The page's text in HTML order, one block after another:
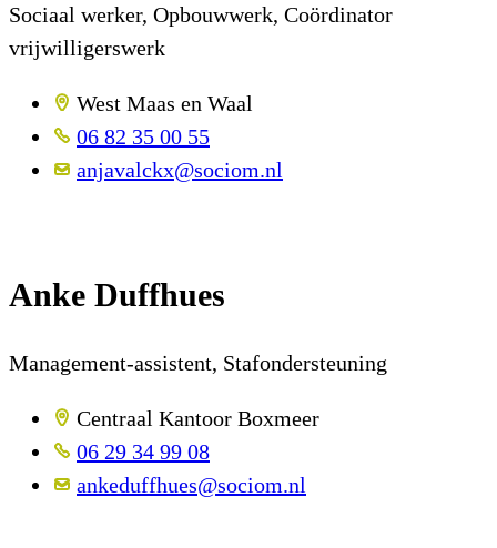
Sociaal werker, Opbouwwerk, Coördinator
vrijwilligerswerk
West Maas en Waal
06 82 35 00 55
anjavalckx@sociom.nl
Anke Duffhues
Management-assistent, Stafondersteuning
Centraal Kantoor Boxmeer
06 29 34 99 08
ankeduffhues@sociom.nl